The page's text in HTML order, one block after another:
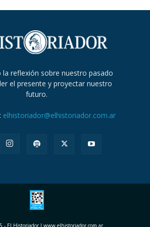
la reflexión sobre nuestro pasado
el presente y proyectar nuestro
futuro.
elhistoriador@elhistoriador.com.ar
- El Historiador I www.elhistoriador.com.ar